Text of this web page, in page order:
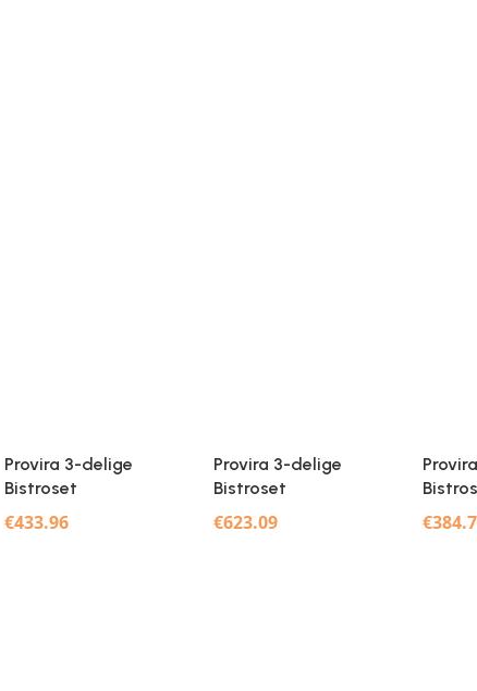
Provira 3-delige
Bistroset
gietaluminium wit
€433.96
Provira 3-delige
Bistroset
gietaluminium wit
€623.09 €